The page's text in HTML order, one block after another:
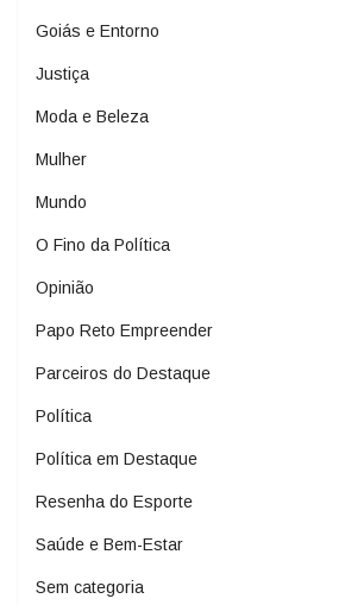
Goiás e Entorno
Justiça
Moda e Beleza
Mulher
Mundo
O Fino da Política
Opinião
Papo Reto Empreender
Parceiros do Destaque
Política
Política em Destaque
Resenha do Esporte
Saúde e Bem-Estar
Sem categoria